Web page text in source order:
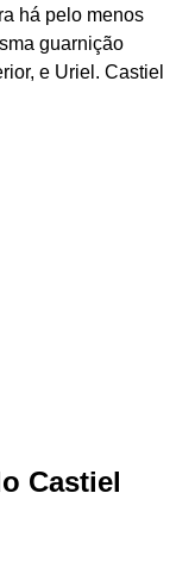
há pelo menos
guarnição
e Uriel. Castiel
Castiel